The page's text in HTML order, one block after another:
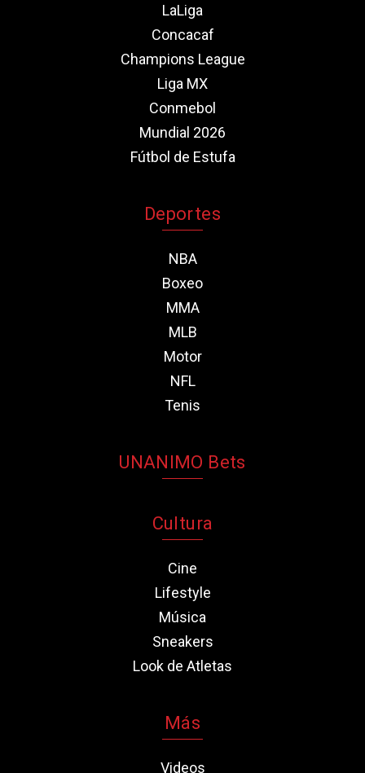
LaLiga
Concacaf
Champions League
Liga MX
Conmebol
Mundial 2026
Fútbol de Estufa
Deportes
NBA
Boxeo
MMA
MLB
Motor
NFL
Tenis
UNANIMO Bets
Cultura
Cine
Lifestyle
Música
Sneakers
Look de Atletas
Más
Videos